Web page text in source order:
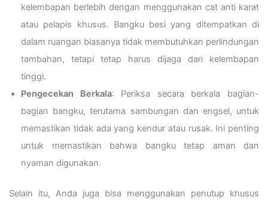
kelembapan berlebih dengan menggunakan cat anti karat
atau pelapis khusus. Bangku besi yang ditempatkan di
dalam ruangan biasanya tidak membutuhkan perlindungan
tambahan, tetapi tetap harus dijaga dari kelembapan
tinggi.
Pengecekan Berkala: Periksa secara berkala bagian-
bagian bangku, terutama sambungan dan engsel, untuk
memastikan tidak ada yang kendur atau rusak. Ini penting
untuk memastikan bahwa bangku tetap aman dan
nyaman digunakan.
Selain itu, Anda juga bisa menggunakan penutup khusus